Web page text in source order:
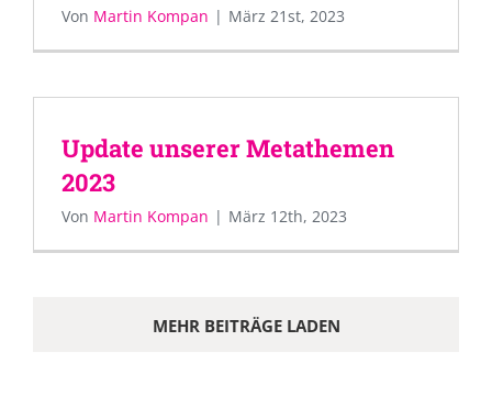
Von Martin Kompan | März 21st, 2023
Update unserer Metathemen
2023
Von Martin Kompan | März 12th, 2023
MEHR BEITRÄGE LADEN